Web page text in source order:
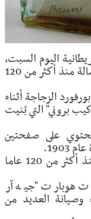
اليوم السبت،
أنه تم اكتشاف زجاجة تحمل رسالة منذ أكثر من 120
الزجاجة أثناء
بروني" التي بُنيت
على صفحتين
اكتشاف زجاجة تحمل رسالة منذ أكثر من 120 عاما
هوبارت "جيه آر
العديد من